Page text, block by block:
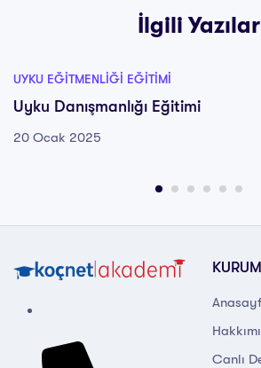
İlgili Yazılar
UYKU EĞITMENLIĞI EĞITIMI
Uyku Danışmanlığı Eğitimi
20 Ocak 2025
Canlı